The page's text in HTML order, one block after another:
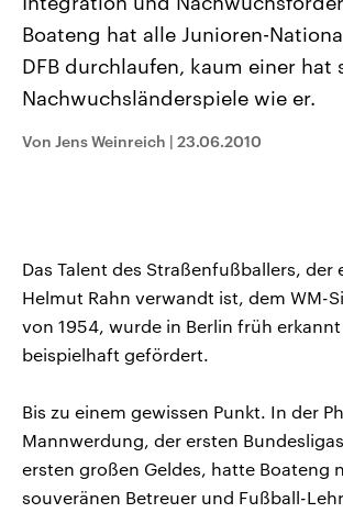
Landtagswahl Sachsen-Anhalt
Alle Informationen
Sachsen-Anhalt wählt am 6.
September 2026 einen neuen
Bundesland von einer Koalition aus
USA
Audio-Archiv
Boateng hat alle Junioren-
DFB durchlaufen, kaum einer hat
Nachwuchsländerspiele wie er.
Von Jens Weinreich | 23.06.2010
Das Talent des Straßenfußballers,
Helmut Rahn verwandt ist, dem WM-
von 1954, wurde in Berlin früh
beispielhaft gefördert.
Bis zu einem gewissen Punkt. In der
Mannwerdung, der ersten
ersten großen Geldes, hatte Boateng
souveränen Betreuer und Fußball-